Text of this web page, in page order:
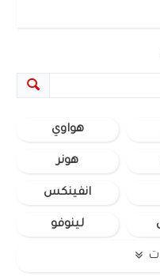
هواوي
هونر
انفينكس
لينوفو